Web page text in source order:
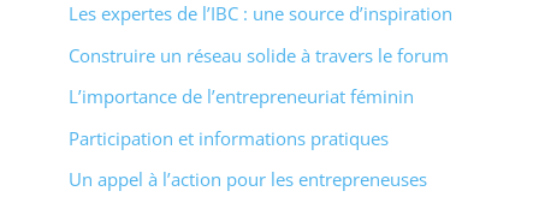
Les expertes de l’IBC : une source d’inspiration
Construire un réseau solide à travers le forum
L’importance de l’entrepreneuriat féminin
Participation et informations pratiques
Un appel à l’action pour les entrepreneuses